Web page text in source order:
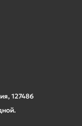
127486